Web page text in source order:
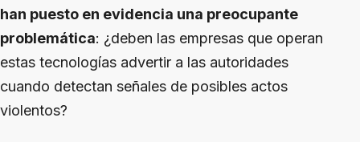
han puesto en evidencia una preocupante
problemática: ¿deben las empresas que operan
estas tecnologías advertir a las autoridades
cuando detectan señales de posibles actos
violentos?